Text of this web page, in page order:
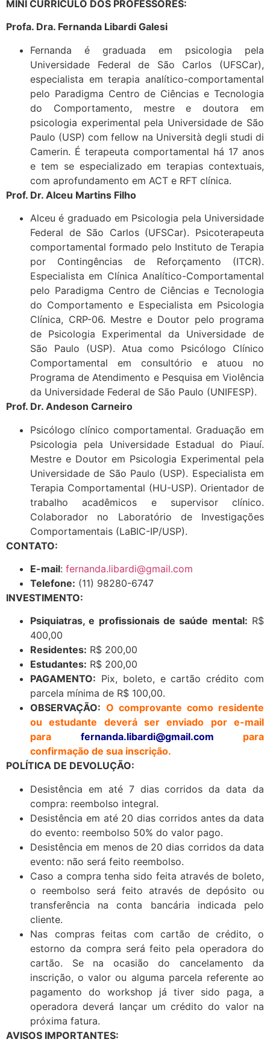
MINI CURRICULO DOS PROFESSORES:
Profa. Dra. Fernanda Libardi Galesi
Fernanda é graduada em psicologia pela
Universidade Federal de São Carlos (UFSCar),
especialista em terapia analítico-comportamental
pelo Paradigma Centro de Ciências e Tecnologia
do Comportamento, mestre e doutora em
psicologia experimental pela Universidade de São
Paulo (USP) com fellow na Università degli studi di
Camerin. É terapeuta comportamental há 17 anos
e tem se especializado em terapias contextuais,
com aprofundamento em ACT e RFT clínica.
Prof. Dr. Alceu Martins Filho
Alceu é graduado em Psicologia pela Universidade
Federal de São Carlos (UFSCar). Psicoterapeuta
comportamental formado pelo Instituto de Terapia
por Contingências de Reforçamento (ITCR).
Especialista em Clínica Analítico-Comportamental
pelo Paradigma Centro de Ciências e Tecnologia
do Comportamento e Especialista em Psicologia
Clínica, CRP-06. Mestre e Doutor pelo programa
de Psicologia Experimental da Universidade de
São Paulo (USP). Atua como Psicólogo Clínico
Comportamental em consultório e atuou no
Programa de Atendimento e Pesquisa em Violência
da Universidade Federal de São Paulo (UNIFESP).
Prof. Dr. Andeson Carneiro
Psicólogo clínico comportamental. Graduação em
Psicologia pela Universidade Estadual do Piauí.
Mestre e Doutor em Psicologia Experimental pela
Universidade de São Paulo (USP). Especialista em
Terapia Comportamental (HU-USP). Orientador de
trabalho acadêmicos e supervisor clínico.
Colaborador no Laboratório de Investigações
Comportamentais (LaBIC-IP/USP).
CONTATO:
E-mail: fernanda.libardi@gmail.com
Telefone: (11) 98280-6747
INVESTIMENTO:
Psiquiatras, e profissionais de saúde mental: R$
400,00
Residentes: R$ 200,00
Estudantes: R$ 200,00
PAGAMENTO: Pix, boleto, e cartão crédito com
parcela mínima de R$ 100,00.
OBSERVAÇÃO: O comprovante como residente
ou estudante deverá ser enviado por e-mail
para fernanda.libardi@gmail.com para
confirmação de sua inscrição.
POLÍTICA DE DEVOLUÇÃO:
Desistência em até 7 dias corridos da data da
compra: reembolso integral.
Desistência em até 20 dias corridos antes da data
do evento: reembolso 50% do valor pago.
Desistência em menos de 20 dias corridos da data
evento: não será feito reembolso.
Caso a compra tenha sido feita através de boleto,
o reembolso será feito através de depósito ou
transferência na conta bancária indicada pelo
cliente.
Nas compras feitas com cartão de crédito, o
estorno da compra será feito pela operadora do
cartão. Se na ocasião do cancelamento da
inscrição, o valor ou alguma parcela referente ao
pagamento do workshop já tiver sido paga, a
operadora deverá lançar um crédito do valor na
próxima fatura.
AVISOS IMPORTANTES: